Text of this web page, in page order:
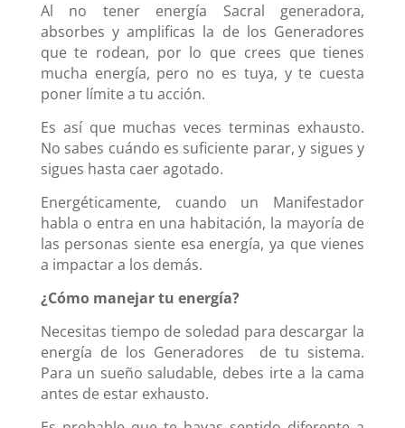
Al no tener energía Sacral generadora,
absorbes y amplificas la de los Generadores
que te rodean, por lo que crees que tienes
mucha energía, pero no es tuya, y te cuesta
poner límite a tu acción.
Es así que muchas veces terminas exhausto.
No sabes cuándo es suficiente parar, y sigues y
sigues hasta caer agotado.
Energéticamente, cuando un Manifestador
habla o entra en una habitación, la mayoría de
las personas siente esa energía, ya que vienes
a impactar a los demás.
¿Cómo manejar tu energía?
Necesitas tiempo de soledad para descargar la
energía de los Generadores de tu sistema.
Para un sueño saludable, debes irte a la cama
antes de estar exhausto.